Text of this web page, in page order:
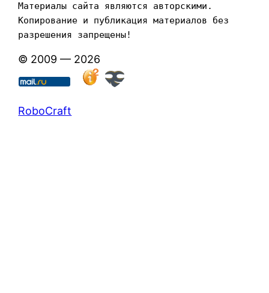
Материалы сайта являются авторскими.
Копирование и публикация материалов без
разрешения запрещены!
© 2009 — 2026
RoboCraft